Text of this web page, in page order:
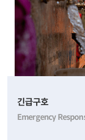
긴급구호
Emergency